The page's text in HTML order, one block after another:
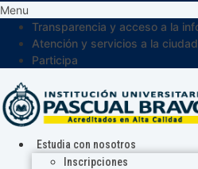
Menu
Transparencia y acceso a la
Atención y servicios a la
Participa
Estudia con nosotros
Inscripciones